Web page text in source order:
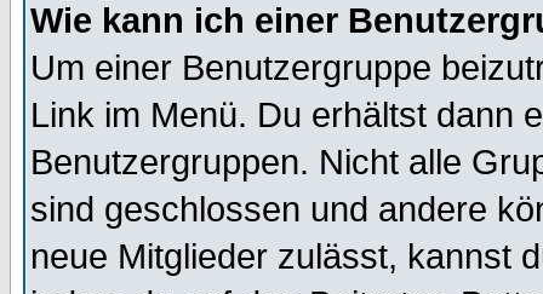
Wie kann ich einer
Um einer Benutzergruppe
Link im Menü. Du erhältst dann
Benutzergruppen. Nicht alle
sind geschlossen und andere
neue Mitglieder zulässt, kannst